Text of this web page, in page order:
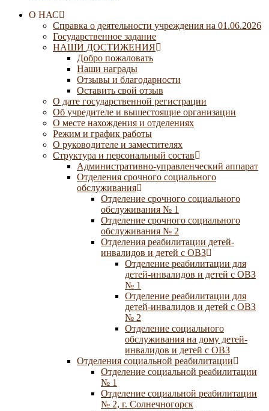
О НАС
Справка о деятельности учреждения на 01.06.2026
Государственное задание
НАШИ ДОСТИЖЕНИЯ
Добро пожаловать
Наши награды
Отзывы и благодарности
Оставить свой отзыв
О дате государственной регистрации
Об учредителе и вышестоящие организации
О месте нахождения и отделениях
Режим и график работы
О руководителе и заместителях
Структура и персональный состав
Административно-управленческий аппарат
Отделения срочного социального
обслуживания
Отделение срочного социального
обслуживания № 1
Отделение срочного социального
обслуживания № 2
Отделения реабилитации детей-
инвалидов и детей с ОВЗ
Отделение реабилитации для
детей-инвалидов и детей с ОВЗ
№ 1
Отделение реабилитации для
детей-инвалидов и детей с ОВЗ
№ 2
Отделение социального
обслуживания на дому детей-
инвалидов и детей с ОВЗ
Отделения социальной реабилитации
Отделение социальной реабилитации
№ 1
Отделение социальной реабилитации
№ 2, г. Солнечногорск